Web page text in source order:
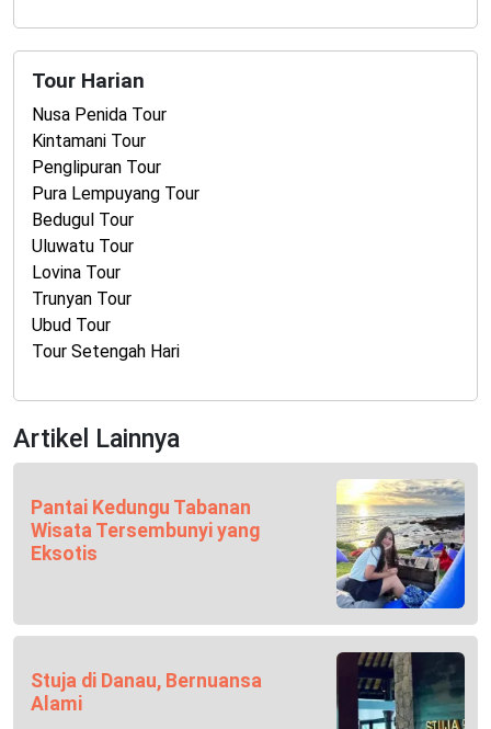
Tour Harian
Nusa Penida Tour
Kintamani Tour
Penglipuran Tour
Pura Lempuyang Tour
Bedugul Tour
Uluwatu Tour
Lovina Tour
Trunyan Tour
Ubud Tour
Tour Setengah Hari
Artikel Lainnya
Pantai Kedungu Tabanan
Wisata Tersembunyi yang
Eksotis
Stuja di Danau, Bernuansa
Alami